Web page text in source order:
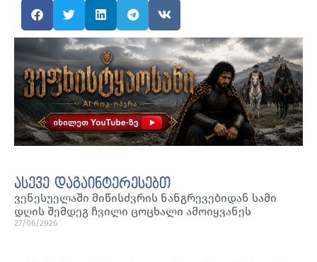
ასევე დაგაინტერესებთ
ვენესუელაში მიწისძვრის ნანგრევებიდან სამი
დღის შემდეგ ჩვილი ცოცხალი ამოიყვანეს
27/06/2026